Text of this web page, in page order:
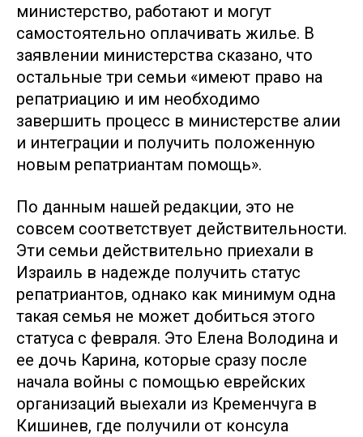
министерство, работают и могут
самостоятельно оплачивать жилье. В
заявлении министерства сказано, что
остальные три семьи «имеют право на
репатриацию и им необходимо
завершить процесс в министерстве алии
и интеграции и получить положенную
новым репатриантам помощь».
По данным нашей редакции, это не
совсем соответствует действительности.
Эти семьи действительно приехали в
Израиль в надежде получить статус
репатриантов, однако как минимум одна
такая семья не может добиться этого
статуса с февраля. Это Елена Володина и
ее дочь Карина, которые сразу после
начала войны с помощью еврейских
организаций выехали из Кременчуга в
Кишинев, где получили от консула